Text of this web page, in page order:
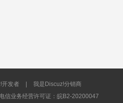
开发者
我是Discuz!分销商
信业务经营许可证：皖B2-20200047